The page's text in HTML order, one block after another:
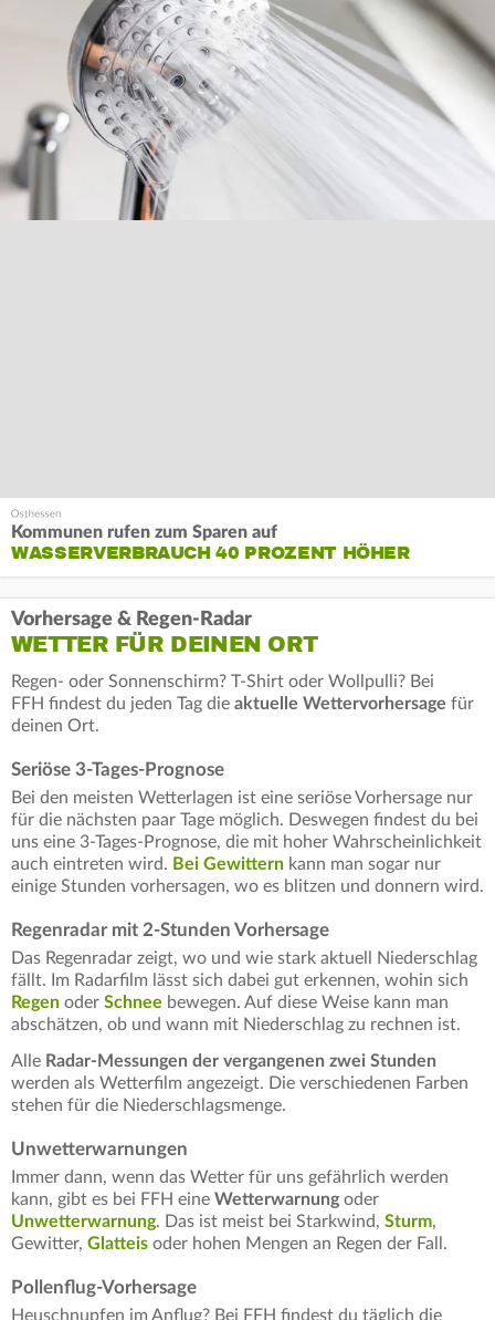
Kommunen rufen zum Sparen auf
WASSERVERBRAUCH 40 PROZENT HÖHER
Vorhersage & Regen-Radar
WETTER FÜR DEINEN ORT
Regen- oder Sonnenschirm? T-Shirt oder Wollpulli? Bei
FFH findest du jeden Tag die aktuelle Wettervorhersage für
deinen Ort.
Seriöse 3-Tages-Prognose
Bei den meisten Wetterlagen ist eine seriöse Vorhersage nur
für die nächsten paar Tage möglich. Deswegen findest du bei
uns eine 3-Tages-Prognose, die mit hoher Wahrscheinlichkeit
auch eintreten wird. Bei Gewittern kann man sogar nur
einige Stunden vorhersagen, wo es blitzen und donnern wird.
Regenradar mit 2-Stunden Vorhersage
Das Regenradar zeigt, wo und wie stark aktuell Niederschlag
fällt. Im Radarfilm lässt sich dabei gut erkennen, wohin sich
Regen oder Schnee bewegen. Auf diese Weise kann man
abschätzen, ob und wann mit Niederschlag zu rechnen ist.
Alle Radar-Messungen der vergangenen zwei Stunden
werden als Wetterfilm angezeigt. Die verschiedenen Farben
stehen für die Niederschlagsmenge.
Unwetterwarnungen
Immer dann, wenn das Wetter für uns gefährlich werden
kann, gibt es bei FFH eine Wetterwarnung oder
Unwetterwarnung. Das ist meist bei Starkwind, Sturm,
Gewitter, Glatteis oder hohen Mengen an Regen der Fall.
Pollenflug-Vorhersage
Heuschnupfen im Anflug? Bei FFH findest du täglich die